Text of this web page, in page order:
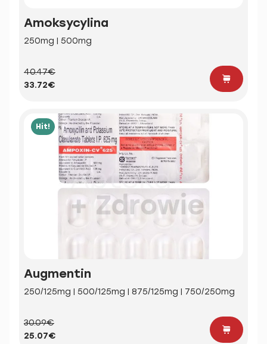
Amoksycylina
250mg | 500mg
40.47€
33.72€
Hit!
Augmentin
250/125mg | 500/125mg | 875/125mg | 750/250mg
30.09€
25.07€